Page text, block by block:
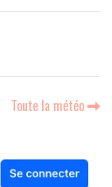
Toute la météo